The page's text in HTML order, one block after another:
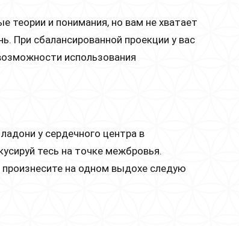
теории и понимания, но вам не хватает
При сбалансированной проекции у вас
использования
у сердечного центра в
тесь на точке межбровья.
произнесите на одном выдохе следую